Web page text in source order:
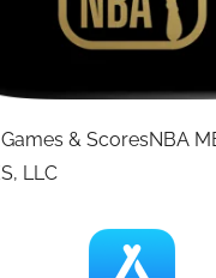
& ScoresNBA
LLC